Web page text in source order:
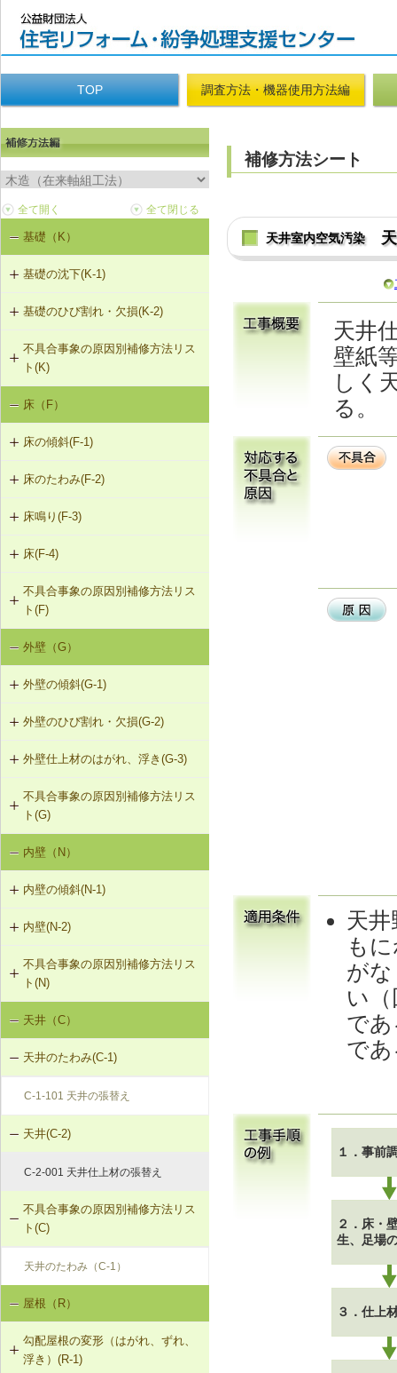
TOP 調査方法・機器使用方法編
基礎（K）
基礎の沈下(K-1)
K-1-101 土台をジャッキアップのう
え、基礎の再施工
K-1-102 布基礎をべた基礎に変更
（基礎天端レベル調整）
K-1-103 布基礎底盤の拡大（基礎の
天端レベル調整）
K-1-104 土台をジャッキアップのう
え、土台と基礎の間にモルタル充填
え、基礎天端レベル調整
K-1-501 基礎をジャッキアップのう
え、鋼管圧入工法
K-1-502 基礎をジャッキアップのう
基礎のひび割れ・欠損(K-2)
K-2-501 樹脂注入工法
K-2-502 充填工法
K-2-503 打直し工法
不具合事象の原因別補修方法リス
ト(K)
基礎の沈下（K-1）
基礎のひび割れ・欠損（K-2）
床（F）
床の傾斜(F-1)
F-1-101 柱による梁の補強
F-1-102 溝形鋼による梁の補強
F-1-103 H形鋼による梁の補強
F-1-104 添え梁による梁の補強
面）
F-1-106 梁の交換
F-1-107 梁と柱の仕口部分を添え柱
物により補強
F-1-109 土台の交換
F-1-110 束立てによる大引きの補強
F-1-111 大引きの補修
F-1-112 根太掛けの補修
F-1-501 大引きの交換
F-1-502 束の交換
床のたわみ(F-2)
F-2-101 根太の交換
F-2-102 下地合板の張替え（根太を
含む）
床鳴り(F-3)
F-3-101 下地合板の留付け直し
F-3-102 床鳴りの補修
床(F-4)
F-4-001 ビニル床シートの張替え
F-4-002 カーペットの張替え
F-4-501 フローリングの張替え
不具合事象の原因別補修方法リス
ト(F)
床の傾斜（F-1）
床のたわみ（F-2）
床鳴り（F-3）
外壁（G）
外壁の傾斜(G-1)
G-1-101 柱の交換
G-1-102 耐力壁（筋かい）の新設
G-1-103 筋かいの補強・緊結部補強
外壁のひび割れ・欠損(G-2)
G-2-101 モルタル塗替え（下地込
み）
G-2-102 モルタル塗替え
G-2-501 ひび割れ改修工法（外壁
部）
部）
外壁仕上材のはがれ、浮き(G-3)
G-3-101 サイディングの張替え
G-3-102 板張りの張替え（下見板張
り）
G-3-501 サイディングのひび割れの
補修
不具合事象の原因別補修方法リス
ト(G)
外壁の傾斜（G-1）
外壁のひび割れ・欠損（G-2）
外壁仕上材のはがれ、浮き（G-3）
内壁（N）
内壁の傾斜(N-1)
N-1-001 下地材・仕上材の取替え
（内壁部）
内壁(N-2)
N-2-001 仕上材の張替え（内壁部）
不具合事象の原因別補修方法リス
ト(N)
内壁の傾斜（N-1）
天井（C）
天井のたわみ(C-1)
C-1-101 天井の張替え
天井(C-2)
C-2-001 天井仕上材の張替え
不具合事象の原因別補修方法リス
ト(C)
天井のたわみ（C-1）
屋根（R）
勾配屋根の変形（はがれ、ずれ、
浮き）(R-1)
補修方法シート
天井室内空気汚染
天井
壁紙
しく
る。
天
も
が
い
で
で
１．事前
２．床・
生、足場
３．仕上